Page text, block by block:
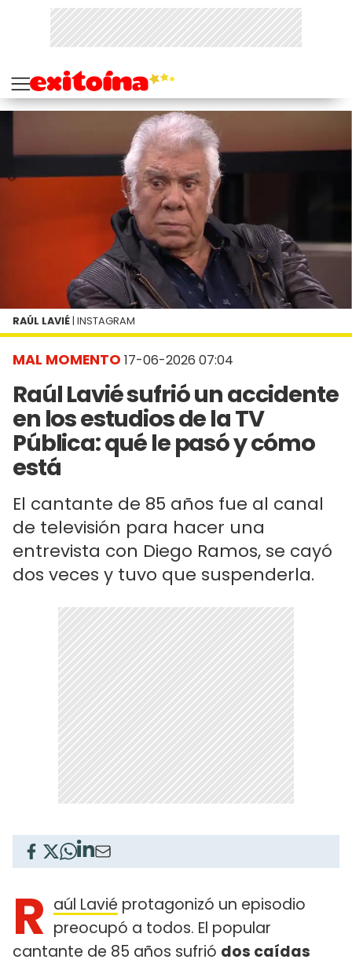
MAL MOMENTO 17-06-2026 07:04
Raúl Lavié sufrió un accidente
en los estudios de la TV
Pública: qué le pasó y cómo
está
El cantante de 85 años fue al canal
de televisión para hacer una
entrevista con Diego Ramos, se cayó
dos veces y tuvo que suspenderla.
RAÚL LAVIÉ | INSTAGRAM
R aúl Lavié protagonizó un episodio
preocupó a todos. El popular
cantante de 85 años sufrió dos caídas